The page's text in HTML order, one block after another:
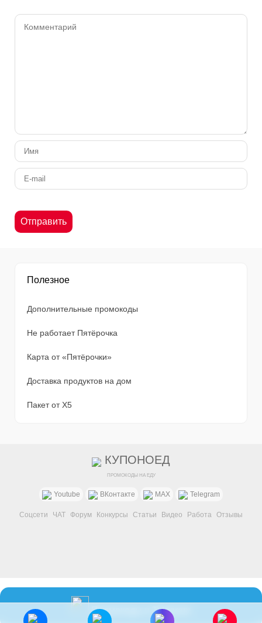
Полезное
Дополнительные промокоды
Не работает Пятёрочка
Карта от «Пятёрочки»
Доставка продуктов на дом
Пакет от X5
КУПОНОЕД
ПРОМОКОДЫ НА ЕДУ
Youtube ВКонтакте MAX Telegram
Соцсети ЧАТ Форум Конкурсы Статьи Видео Работа Отзывы
Промокоды в Telegram